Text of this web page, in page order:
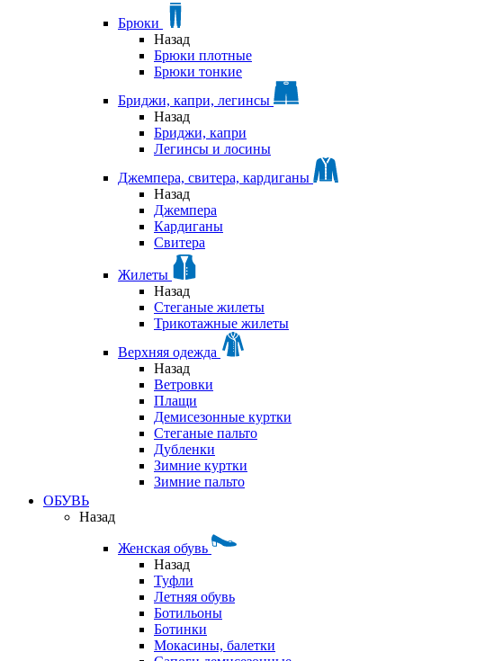
Брюки
Назад
Брюки плотные
Брюки тонкие
Бриджи, капри, легинсы
Назад
Бриджи, капри
Легинсы и лосины
Джемпера, свитера, кардиганы
Назад
Джемпера
Кардиганы
Свитера
Жилеты
Назад
Стеганые жилеты
Трикотажные жилеты
Верхняя одежда
Назад
Ветровки
Плащи
Демисезонные куртки
Стеганые пальто
Дубленки
Зимние куртки
Зимние пальто
ОБУВЬ
Назад
Женская обувь
Назад
Туфли
Летняя обувь
Ботильоны
Ботинки
Мокасины, балетки